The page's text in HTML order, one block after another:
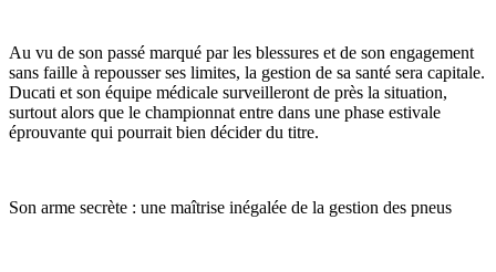
Au vu de son passé marqué par les blessures et de son engagement
sans faille à repousser ses limites, la gestion de sa santé sera capitale.
Ducati et son équipe médicale surveilleront de près la situation,
surtout alors que le championnat entre dans une phase estivale
éprouvante qui pourrait bien décider du titre.
Son arme secrète : une maîtrise inégalée de la gestion des pneus